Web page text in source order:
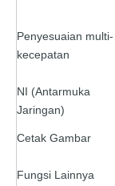
Penyesuaian multi-
kecepatan
NI (Antarmuka
Jaringan)
Cetak Gambar
Fungsi Lainnya